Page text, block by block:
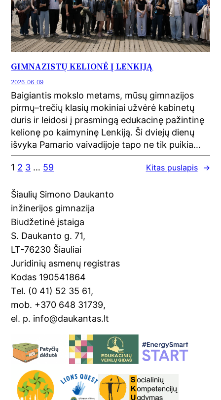
GIMNAZISTŲ KELIONĖ Į LENKIJĄ
2026-06-09
Baigiantis mokslo metams, mūsų gimnazijos
pirmų–trečių klasių mokiniai užvėrė kabinetų
duris ir leidosi į prasmingą edukacinę pažintinę
kelionę po kaimyninę Lenkiją. Ši dviejų dienų
išvyka Pamario vaivadijoje tapo ne tik puikia…
1 2 3 … 59 Kitas puslapis →
Šiaulių Simono Daukanto
inžinerijos gimnazija
Biudžetinė įstaiga
S. Daukanto g. 71,
LT-76230 Šiauliai
Juridinių asmenų registras
Kodas 190541864
Tel. (0 41) 52 35 61,
mob. +370 648 31739,
el. p. info@daukantas.lt